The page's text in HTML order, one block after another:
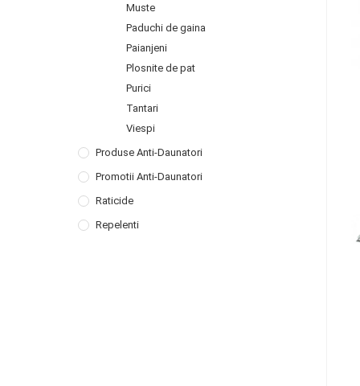
Muste
Paduchi de gaina
Paianjeni
Plosnite de pat
Purici
Tantari
Viespi
Produse Anti-Daunatori
Promotii Anti-Daunatori
Raticide
Repelenti